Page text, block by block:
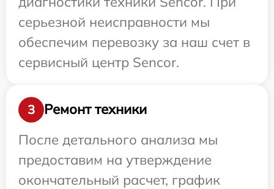
серьезной неисправности мы
обеспечим перевозку за наш счет в
сервисный центр Sencor.
3
Ремонт техники
После детального анализа мы
предоставим на утверждение
окончательный расчет, график